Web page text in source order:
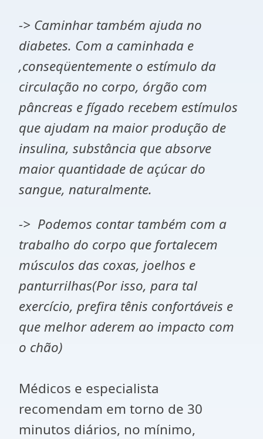
-> Caminhar também ajuda no
diabetes. Com a caminhada e
,conseqüentemente o estímulo da
circulação no corpo, órgão com
pâncreas e fígado recebem estímulos
que ajudam na maior produção de
insulina, substância que absorve
maior quantidade de açúcar do
sangue, naturalmente.
-> Podemos contar também com a
trabalho do corpo que fortalecem
músculos das coxas, joelhos e
panturrilhas(Por isso, para tal
exercício, prefira tênis confortáveis e
que melhor aderem ao impacto com
o chão)
Médicos e especialista
recomendam em torno de 30
minutos diários, no mínimo,